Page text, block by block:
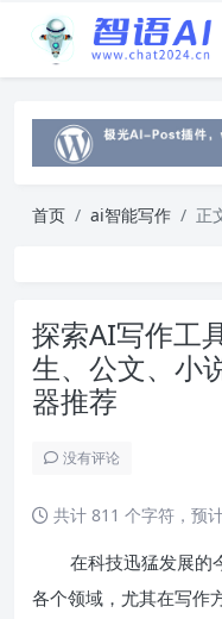
首页 ai智能写作 正
探索AI写作工
生、公文、小
器推荐
没有评论
共计 811 个字符，预
在科技迅猛发展的
各个领域，尤其在写作